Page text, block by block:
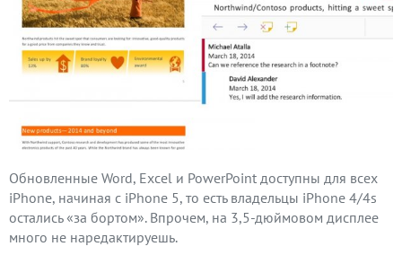
Обновленные Word, Excel и PowerPoint доступны для всех
iPhone, начиная с iPhone 5, то есть владельцы iPhone 4/4s
остались «за бортом». Впрочем, на 3,5-дюймовом дисплее
много не наредактируешь.